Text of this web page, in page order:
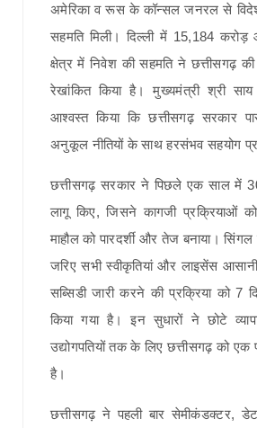
अमेरिका व रूस के कॉन्सल जनरल से
सहमति मिली। दिल्ली में 15,184
क्षेत्र में निवेश की सहमति ने छत्तीसगढ़ की
रेखांकित किया है। मुख्यमंत्री श्री साय
आश्वस्त किया कि छत्तीसगढ़ सरकार
अनुकूल नीतियों के साथ हरसंभव सहयोग
छत्तीसगढ़ सरकार ने पिछले एक साल में
लागू किए, जिसने कागजी प्रक्रियाओं
माहौल को पारदर्शी और तेज बनाया।
जरिए सभी स्वीकृतियां और लाइसेंस
सब्सिडी जारी करने की प्रक्रिया को 7
किया गया है। इन सुधारों ने छोटे
उद्योगपतियों तक के लिए छत्तीसगढ़ को एक
है।
छत्तीसगढ़ ने पहली बार सेमीकंडक्टर,